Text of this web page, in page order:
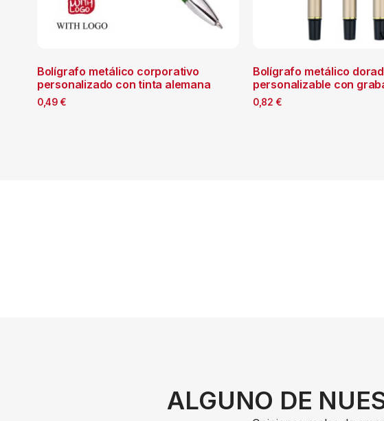
Bolígrafo metálico corporativo
personalizado con tinta alemana
0,49 €
Bolígrafo metálico
personalizable con
0,82 €
ALGUNO DE